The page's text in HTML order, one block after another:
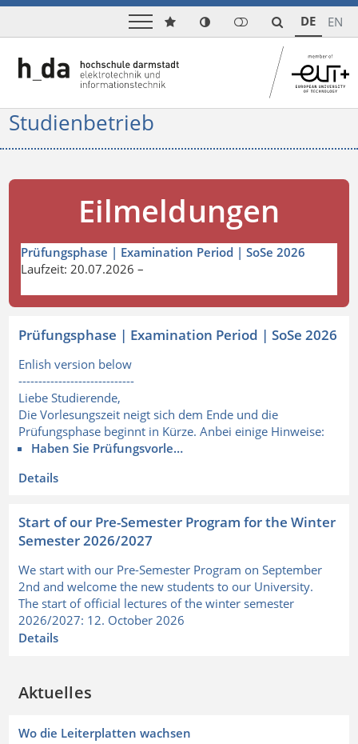
DE EN
Studienbetrieb
Eilmeldungen
Prüfungsphase | Examination Period | SoSe 2026
Laufzeit: 20.07.2026 –
Prüfungsphase | Examination Period | SoSe 2026
Enlish version below
-----------------------------
Liebe Studierende,
Die Vorlesungszeit neigt sich dem Ende und die
Prüfungsphase beginnt in Kürze. Anbei einige Hinweise:
Haben Sie Prüfungsvorle…
Details
Start of our Pre-Semester Program for the Winter
Semester 2026/2027
We start with our Pre-Semester Program on September
2nd and welcome the new students to our University.
The start of official lectures of the winter semester
2026/2027: 12. October 2026
Details
Aktuelles
Wo die Leiterplatten wachsen